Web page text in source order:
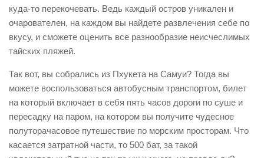
куда-то перекочевать. Ведь каждый остров уникален и
очарователен, на каждом вы найдете развлечения себе по
вкусу, и сможете оценить все разнообразие неисчеслимых
тайских пляжей.
Так вот, вы собрались из Пхукета на Самуи? Тогда вы
можете воспользоваться автобусным транспортом, билет
на который включает в себя пять часов дороги по суше и
пересадку на паром, на котором вы получите чудесное
полуторачасовое путешествие по морским просторам. Что
касается затратной части, то 500 бат, за такой